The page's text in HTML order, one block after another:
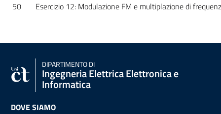
50
Esercizio 12: Modulazione FM e multiplazione di
DIPARTIMENTO DI
Ingegneria Elettrica Elettronica e
Informatica
DOVE SIAMO